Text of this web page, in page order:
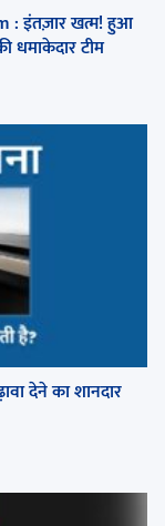
: इंतज़ार खत्म! हुआ
धमाकेदार टीम
देने का शानदार